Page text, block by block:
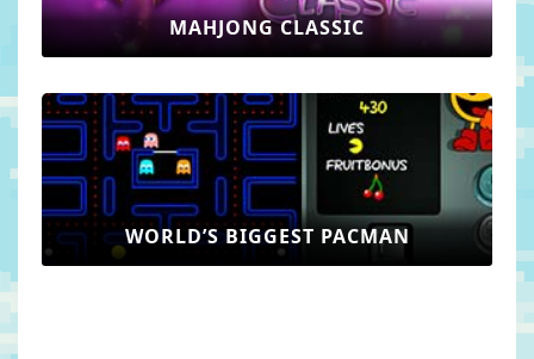
MAHJONG CLASSIC
WORLD’S BIGGEST PACMAN